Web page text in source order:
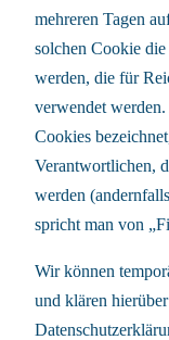
mehreren Tagen
solchen Cookie die
werden, die für
verwendet
Cookies
Verantwortlichen,
werden
spricht man von
Wir können
und klären